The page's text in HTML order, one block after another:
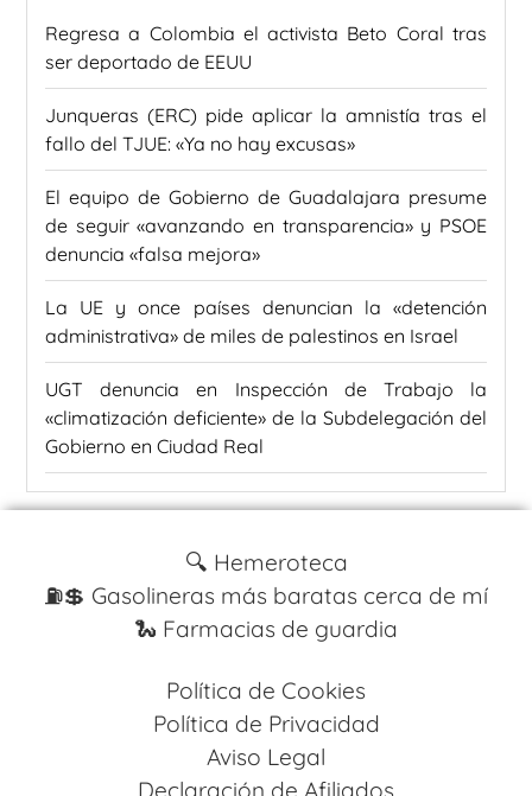
Regresa a Colombia el activista Beto Coral tras
ser deportado de EEUU
Junqueras (ERC) pide aplicar la amnistía tras el
fallo del TJUE: «Ya no hay excusas»
El equipo de Gobierno de Guadalajara presume
de seguir «avanzando en transparencia» y PSOE
denuncia «falsa mejora»
La UE y once países denuncian la «detención
administrativa» de miles de palestinos en Israel
UGT denuncia en Inspección de Trabajo la
«climatización deficiente» de la Subdelegación del
Gobierno en Ciudad Real
🔍 Hemeroteca
⛽️💲 Gasolineras más baratas cerca de mí
🐍 Farmacias de guardia
Política de Cookies
Política de Privacidad
Aviso Legal
Declaración de Afiliados